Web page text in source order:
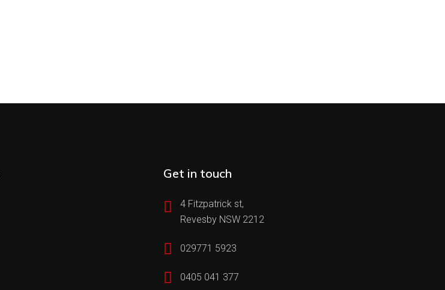
Get in touch
4 Fitzpatrick st,
Revesby NSW 2212
029771 5923
0405 041 377